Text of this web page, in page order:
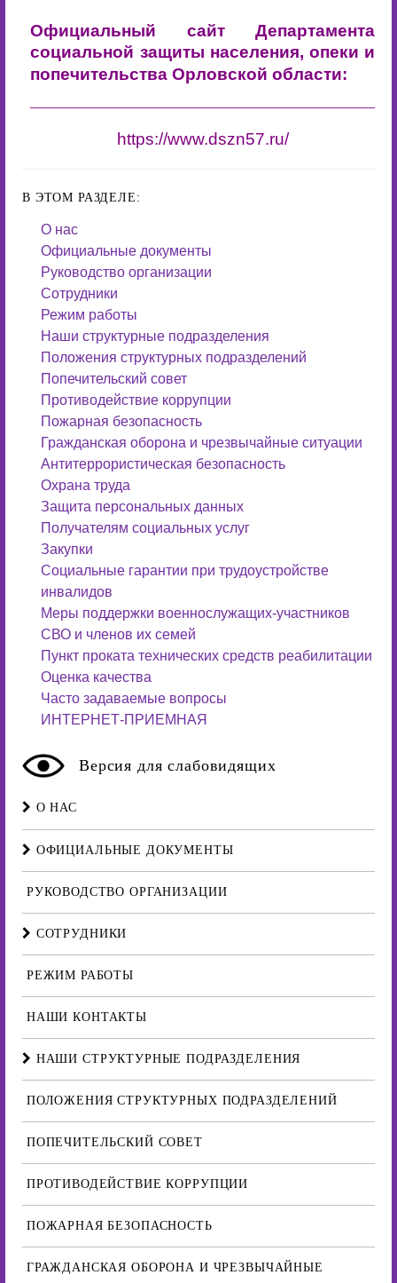
Официальный сайт Департамента
социальной защиты населения, опеки и
попечительства Орловской области:
https://www.dszn57.ru/
В ЭТОМ РАЗДЕЛЕ:
О нас
Официальные документы
Руководство организации
Сотрудники
Режим работы
Наши структурные подразделения
Положения структурных подразделений
Попечительский совет
Противодействие коррупции
Пожарная безопасность
Гражданская оборона и чрезвычайные ситуации
Антитеррористическая безопасность
Охрана труда
Защита персональных данных
Получателям социальных услуг
Закупки
Социальные гарантии при трудоустройстве
инвалидов
Меры поддержки военнослужащих-участников
СВО и членов их семей
Пункт проката технических средств реабилитации
Оценка качества
Часто задаваемые вопросы
ИНТЕРНЕТ-ПРИЕМНАЯ
Версия для слабовидящих
О НАС
ОФИЦИАЛЬНЫЕ ДОКУМЕНТЫ
РУКОВОДСТВО ОРГАНИЗАЦИИ
СОТРУДНИКИ
РЕЖИМ РАБОТЫ
НАШИ КОНТАКТЫ
НАШИ СТРУКТУРНЫЕ ПОДРАЗДЕЛЕНИЯ
ПОЛОЖЕНИЯ СТРУКТУРНЫХ ПОДРАЗДЕЛЕНИЙ
ПОПЕЧИТЕЛЬСКИЙ СОВЕТ
ПРОТИВОДЕЙСТВИЕ КОРРУПЦИИ
ПОЖАРНАЯ БЕЗОПАСНОСТЬ
ГРАЖДАНСКАЯ ОБОРОНА И ЧРЕЗВЫЧАЙНЫЕ